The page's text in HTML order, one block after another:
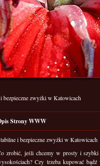
bezpieczne zwyżki w Katowicach
Strony WWW
i bezpieczne zwyżki w Katowicach
zrobić, jeśli chcemy w prosty i szybki
Czy trzeba kupować